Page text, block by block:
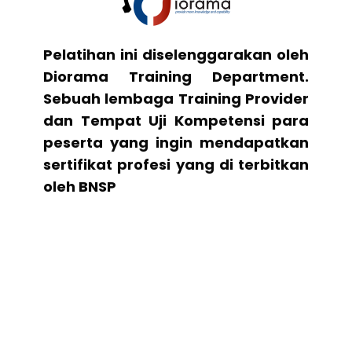
Pelatihan ini diselenggarakan oleh
Diorama Training Department.
Sebuah lembaga Training Provider
dan Tempat Uji Kompetensi para
peserta yang ingin mendapatkan
sertifikat profesi yang di terbitkan
oleh BNSP